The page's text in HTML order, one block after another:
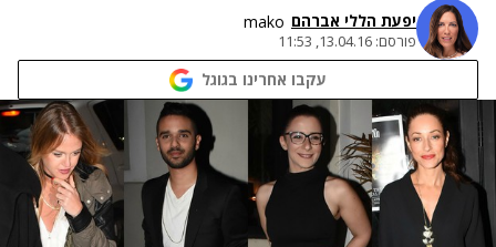
יפעת הללי אברהם mako
פורסם: 13.04.16, 11:53
עקבו אחרינו בגוגל